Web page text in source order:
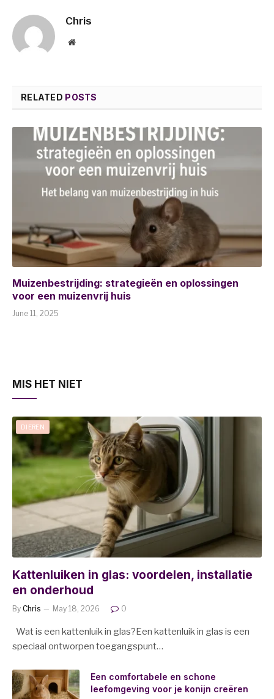
Chris
Website
RELATED POSTS
Muizenbestrijding: strategieën en oplossingen
voor een muizenvrij huis
June 11, 2025
MIS HET NIET
DIEREN
Kattenluiken in glas: voordelen, installatie
en onderhoud
By Chris May 18, 2026 0
Wat is een kattenluik in glas?Een kattenluik in glas is een
speciaal ontworpen toegangspunt…
Een comfortabele en schone
leefomgeving voor je konijn creëren